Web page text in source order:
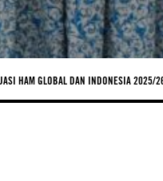
HAM GLOBAL DAN INDONESIA 2025/